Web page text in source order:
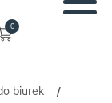
0
biurek
/